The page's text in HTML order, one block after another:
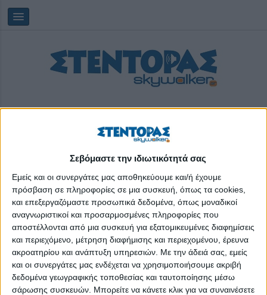
Σεβόμαστε την ιδιωτικότητά σας
Εμείς και οι συνεργάτες μας αποθηκεύουμε και/ή έχουμε
πρόσβαση σε πληροφορίες σε μια συσκευή, όπως τα cookies,
και επεξεργαζόμαστε προσωπικά δεδομένα, όπως μοναδικοί
αναγνωριστικοί και προσαρμοσμένες πληροφορίες που
αποστέλλονται από μια συσκευή για εξατομικευμένες διαφημίσεις
και περιεχόμενο, μέτρηση διαφήμισης και περιεχομένου, έρευνα
ακροατηρίου και ανάπτυξη υπηρεσιών. Με την άδειά σας, εμείς
και οι συνεργάτες μας ενδέχεται να χρησιμοποιήσουμε ακριβή
δεδομένα γεωγραφικής τοποθεσίας και ταυτοποίησης μέσω
σάρωσης συσκευών. Μπορείτε να κάνετε κλικ για να συναινέσετε
Πέμπτη, 06/08/2026 04:14:10
παιδικό θέατρο
Κάρμεν Ρουγγέρη: «Το θέατρο πρέπει να το υπηρετείς
και να το αγαπάς πολύ»